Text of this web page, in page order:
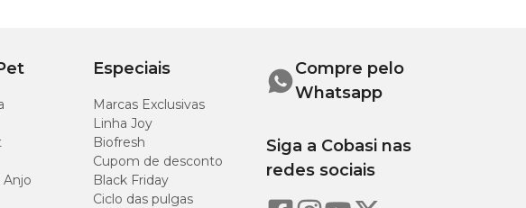
sol. Supervisione sempre o uso e
Altura
Anjo
Especiais
Marcas Exclusivas
Linha Joy
Biofresh
Cupom de desconto
Black Friday
Ciclo das pulgas
Compre pelo
Whatsapp
Siga a Cobasi nas
redes sociais